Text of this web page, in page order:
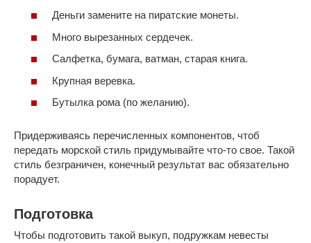
Деньги замените на пиратские монеты.
Много вырезанных сердечек.
Салфетка, бумага, ватман, старая книга.
Крупная веревка.
Бутылка рома (по желанию).
Придерживаясь перечисленных компонентов, чтоб
передать морской стиль придумывайте что-то свое. Такой
стиль безграничен, конечный результат вас обязательно
порадует.
Подготовка
Чтобы подготовить такой выкуп, подружкам невесты